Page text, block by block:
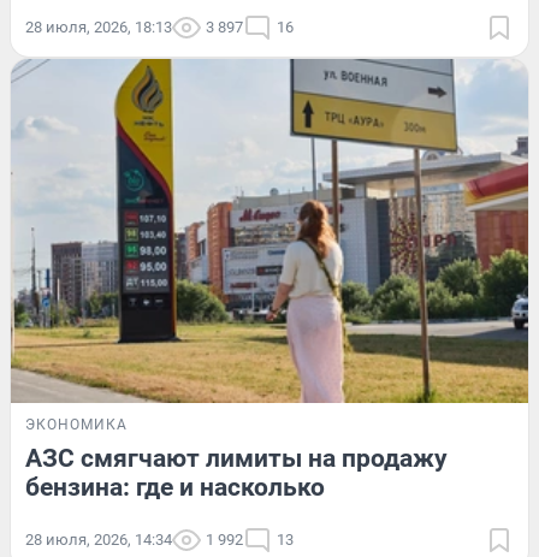
28 июля, 2026, 18:13 3 897 16
ЭКОНОМИКА
АЗС смягчают лимиты на продажу
бензина: где и насколько
28 июля, 2026, 14:34 1 992 13